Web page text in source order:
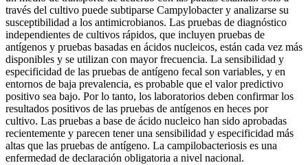
través del cultivo puede subtiparse Campylobacter y analizarse su
susceptibilidad a los antimicrobianos. Las pruebas de diagnóstico
independientes de cultivos rápidos, que incluyen pruebas de
antígenos y pruebas basadas en ácidos nucleicos, están cada vez más
disponibles y se utilizan con mayor frecuencia. La sensibilidad y
especificidad de las pruebas de antígeno fecal son variables, y en
entornos de baja prevalencia, es probable que el valor predictivo
positivo sea bajo. Por lo tanto, los laboratorios deben confirmar los
resultados positivos de las pruebas de antígenos en heces por
cultivo. Las pruebas a base de ácido nucleico han sido aprobadas
recientemente y parecen tener una sensibilidad y especificidad más
altas que las pruebas de antígeno. La campilobacteriosis es una
enfermedad de declaración obligatoria a nivel nacional.